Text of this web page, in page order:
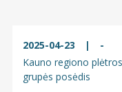
2025-04-23
|
-
Kauno regiono
grupės posėdis